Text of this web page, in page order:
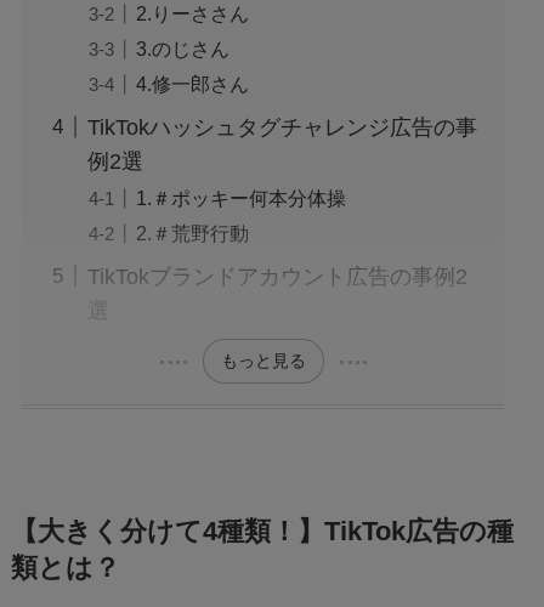
2.りーささん
3.のじさん
4.修一郎さん
TikTokハッシュタグチャレンジ広告の事
例2選
1.＃ポッキー何本分体操
2.＃荒野行動
TikTokブランドアカウント広告の事例2
選
もっと見る
【大きく分けて4種類！】TikTok広告の種
類とは？